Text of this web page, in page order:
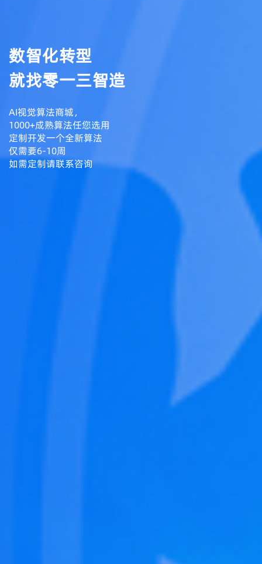
数智化转型
就找零一三智造
AI视觉算法商城，
1000+成熟算法任您选用
定制开发一个全新算法
仅需要6-10周
如需定制请联系咨询